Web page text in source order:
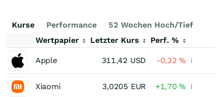
Kurse Performance 52 Wochen Hoch/Tief
Wertpapier
Letzter Kurs Perf. %
Apple 311,42 USD -0,32%
Xiaomi 3,0205 EUR +1,70%